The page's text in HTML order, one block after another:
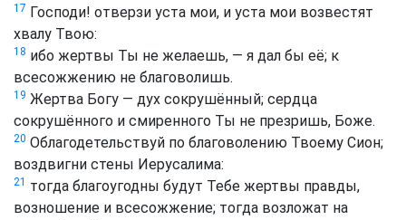
17 Господи! отверзи уста мои, и уста мои возвестят
хвалу Твою:
18 ибо жертвы Ты не желаешь, — я дал бы её; к
всесожжению не благоволишь.
19 Жертва Богу — дух сокрушённый; сердца
сокрушённого и смиренного Ты не презришь, Боже.
20 Облагодетельствуй по благоволению Твоему Сион;
воздвигни стены Иерусалима:
21 тогда благоугодны будут Тебе жертвы правды,
возношение и всесожжение; тогда возложат на